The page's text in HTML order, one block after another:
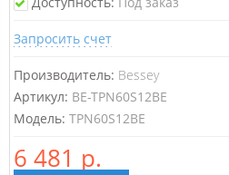
Запросить счет
Производитель: Bessey
Артикул: BE-TPN60S12BE
Модель: TPN60S12BE
6 481 р.